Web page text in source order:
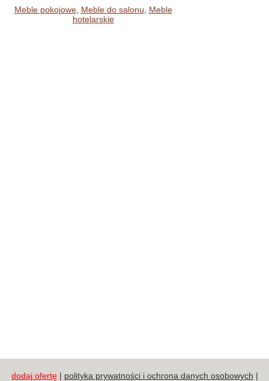
Meble pokojowe, Meble do salonu
Meble
hotelarskie
dodaj ofertę| polityka prywatności i ochrona danych osobowych |